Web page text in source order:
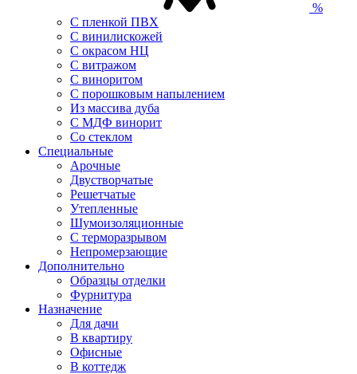
%
С пленкой ПВХ
С винилискожей
С окрасом НЦ
С витражом
С виноритом
С порошковым напылением
Из массива дуба
С МДФ винорит
Со стеклом
Специальные
Арочные
Двустворчатые
Решетчатые
Утепленные
Шумоизоляционные
С терморазрывом
Непромерзающие
Дополнительно
Образцы отделки
Фурнитура
Назначение
Для дачи
В квартиру
Офисные
В коттедж